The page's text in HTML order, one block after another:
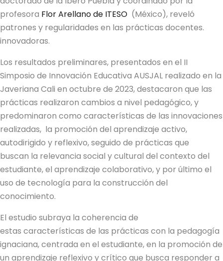
profesora Flor Arellano de ITESO (México), reveló
patrones y regularidades en las prácticas docentes.
innovadoras.
Los resultados preliminares, presentados en el II
Simposio de Innovación Educativa AUSJAL realizado en la
Javeriana Cali en octubre de 2023, destacaron que las
prácticas realizaron cambios a nivel pedagógico, y
predominaron como características de las innovaciones
realizadas, la promoción del aprendizaje activo,
autodirigido y reflexivo, seguido de prácticas que
buscan la relevancia social y cultural del contexto del
estudiante, el aprendizaje colaborativo, y por último el
uso de tecnología para la construcción del
conocimiento.
El estudio subraya la coherencia de
estas características de las prácticas con la pedagogía
ignaciana, centrada en el estudiante, en la promoción de
un aprendizaje reflexivo y crítico que busca responder a